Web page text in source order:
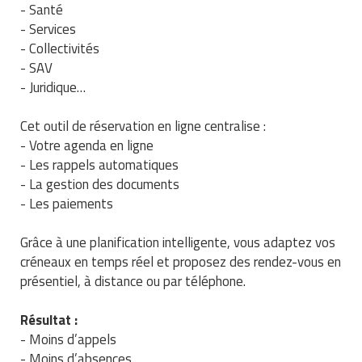
Ustensile cuisine professionnel
Vêtements personnalisés
Vitrines pour magasin
Traitement de l'air
Traitement des eaux
Trancheuse professionnelle
Transformateur électrique
Tubes et profilés
Tuyau flexible
Tuyau galvanisé
Tuyau renforcé
Ventilateurs et aération d'atelier
Tapis de bureau
Tapis et caillebotis
Traitement des surfaces
Traitement du linge
Vestiaires et casiers
Equipements de football
Equipements de karting
Equipements pour patinage
Equipements pour roller
Equipements pour skateboard
Equipements pour stade et terrain
Jeu gymnique
Loisirs
Matériel de fitness
Pétrin professionnel
Piano de cuisson
Plats et plateaux
Pompes à sauce
Portes commandes restaurant
Présentoir pour restaurant
Réchaud professionnel
Réfrigérateur professionnel
Restauration foraine
Robinetterie professionnelle
- Santé
- Services
- Collectivités
- SAV
- Juridique…
Cet outil de réservation en ligne centralise :
- Votre agenda en ligne
- Les rappels automatiques
- La gestion des documents
- Les paiements
Grâce à une planification intelligente, vous adaptez vos
créneaux en temps réel et proposez des rendez-vous en
présentiel, à distance ou par téléphone.
Résultat :
- Moins d’appels